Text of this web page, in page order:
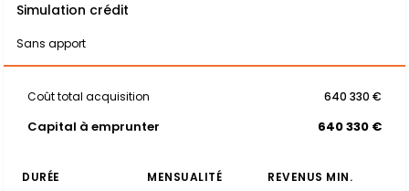
Simulation crédit
Sans apport
Coût total acquisition 640 330 €
Capital à emprunter 640 330 €
DURÉE MENSUALITÉ
REVENUS MIN.